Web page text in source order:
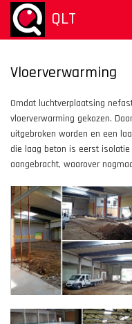
Overslaan
naar
inhoud
QLT
Vloerverwarming
Omdat luchtverplaatsing
vloerverwarming gekozen.
uitgebroken worden en een
die laag beton is eerst
aangebracht, waarover